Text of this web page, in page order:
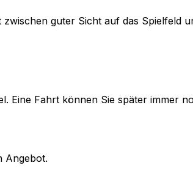
zwischen guter Sicht auf das Spielfeld
Eine Fahrt können Sie später immer
Angebot.